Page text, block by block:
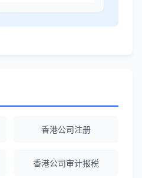
★★★★★
香港公司注册
香港公司审计报税